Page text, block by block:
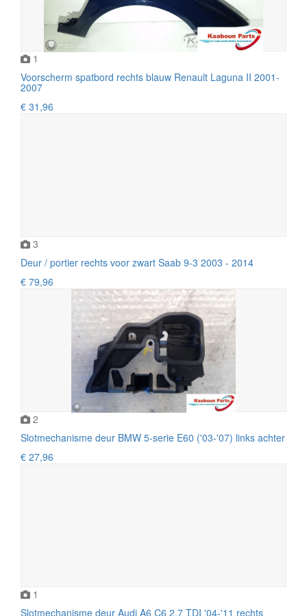
1
Voorscherm spatbord rechts blauw Renault Laguna II 2001-
2007
€ 31,96
3
Deur / portier rechts voor zwart Saab 9-3 2003 - 2014
€ 79,96
2
Slotmechanisme deur BMW 5-serie E60 ('03-'07) links achter
€ 27,96
1
Slotmechanisme deur Audi A6 C6 2.7 TDI '04-'11 rechts